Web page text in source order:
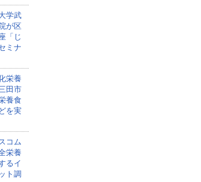
学武
が区
「じ
ミナ
栄養
田市
養食
を実
コム
栄養
るイ
ト調